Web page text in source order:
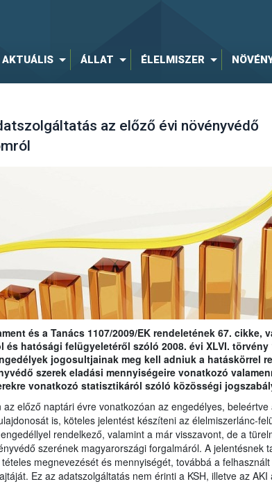
AKTUÁLIS ÁLLAT ÉLELMISZER
az előző évi növényvédő
és a Tanács 1107/2009/EK rendeletének 67. cikke,
és hatósági felügyeletéről szóló 2008. évi XLVI. törvény
jogosultjainak meg kell adniuk a hatáskörrel
szerek eladási mennyiségeire vonatkozó
vonatkozó statisztikáról szóló közösségi
az előző naptári évre vonatkozóan az engedélyes,
is, köteles jelentést készíteni az élelmiszerlánc-
rendelkező, valamint a már visszavont, de a
szerének magyarországi forgalmáról. A jelentésnek
megnevezését és mennyiségét, továbbá a
Ez az adatszolgáltatás nem érinti a KSH, illetve az